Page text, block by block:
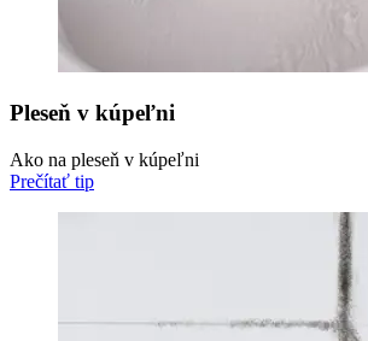
Pleseň v kúpeľni
Ako na pleseň v kúpeľni
Prečítať tip